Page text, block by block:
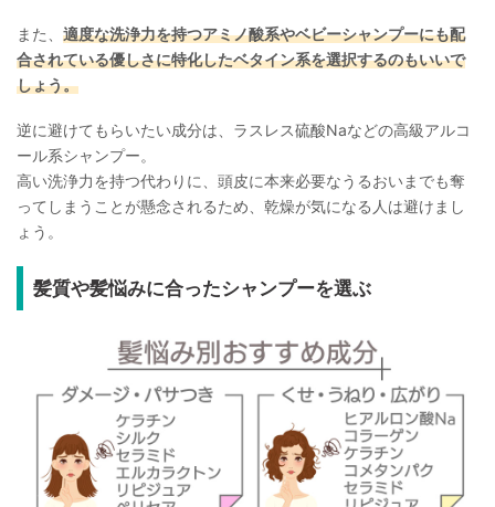
また、 適度な洗浄力を持つアミノ酸系やベビーシャンプーにも配
合されている優しさに特化したベタイン系を選択するのもいいで
しょう。
逆に避けてもらいたい成分は、ラスレス硫酸Naなどの高級アルコ
ール系シャンプー。
高い洗浄力を持つ代わりに、頭皮に本来必要なうるおいまでも奪
ってしまうことが懸念されるため、乾燥が気になる人は避けまし
ょう。
髪質や髪悩みに合ったシャンプーを選ぶ